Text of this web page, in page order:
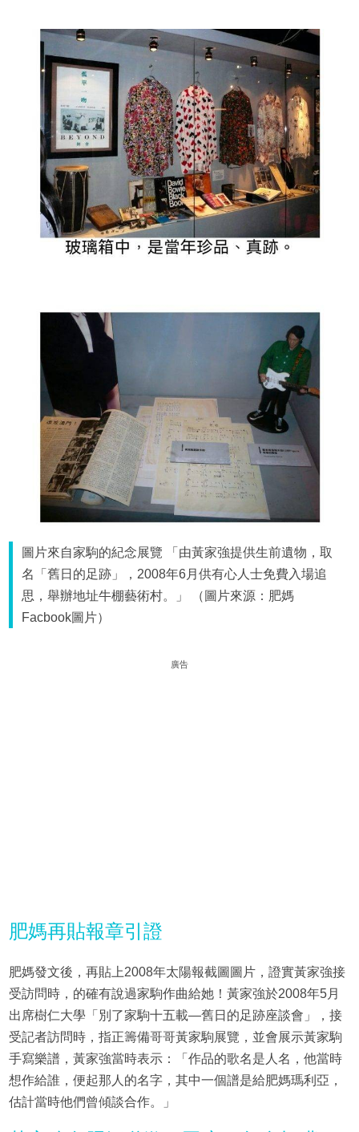
圖片來自家駒的紀念展覽 「由黃家強提供生前遺物，取
名「舊日的足跡」，2008年6月供有心人士免費入場追
思，舉辦地址牛棚藝術村。」 （圖片來源：肥媽
Facbook圖片）
廣告
肥媽再貼報章引證
肥媽發文後，再貼上2008年太陽報截圖圖片，證實黃家強接
受訪問時，的確有說過家駒作曲給她！黃家強於2008年5月
出席樹仁大學「別了家駒十五載—舊日的足跡座談會」，接
受記者訪問時，指正籌備哥哥黃家駒展覽，並會展示黃家駒
手寫樂譜，黃家強當時表示：「作品的歌名是人名，他當時
想作給誰，便起那人的名字，其中一個譜是給肥媽瑪利亞，
估計當時他們曾傾談合作。」